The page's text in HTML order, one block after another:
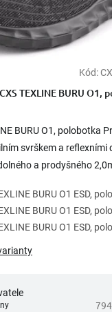
Kód:
TEXLINE BURU O1,
BURU O1, polobotka
svrškem a reflexními
a prodyšného
BURU O1 ESD,
BURU O1 ESD,
BURU O1 ESD,